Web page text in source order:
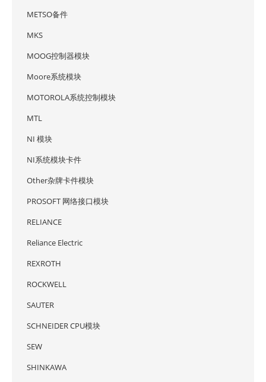
METSO备件
MKS
MOOG控制器模块
Moore系统模块
MOTOROLA系统控制模块
MTL
NI 模块
NI系统模块卡件
Other杂牌卡件模块
PROSOFT 网络接口模块
RELIANCE
Reliance Electric
REXROTH
ROCKWELL
SAUTER
SCHNEIDER CPU模块
SEW
SHINKAWA